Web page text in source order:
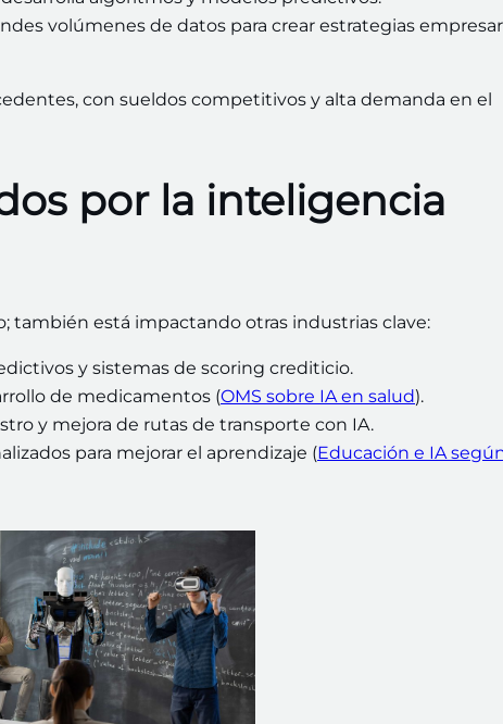
volúmenes de datos para crear estrategias
con sueldos competitivos y alta demanda en el
por la inteligencia
también está impactando otras industrias clave:
y sistemas de scoring crediticio.
de medicamentos (OMS sobre IA en salud).
y mejora de rutas de transporte con IA.
para mejorar el aprendizaje (Educación e IA